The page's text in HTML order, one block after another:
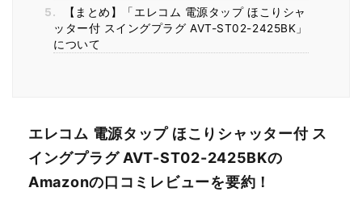
5.
【まとめ】「エレコム 電源タップ ほこりシャ
ッター付 スイングプラグ AVT-ST02-2425BK」
について
エレコム 電源タップ ほこりシャッター付 ス
イングプラグ AVT-ST02-2425BKの
Amazonの口コミレビューを要約！